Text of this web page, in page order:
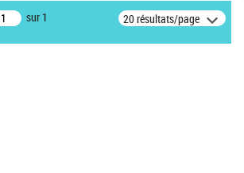
sur 1 20 résultats/page